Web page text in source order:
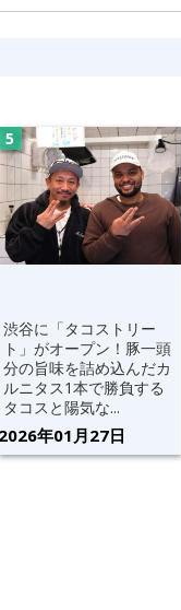
渋谷に「タコストリー
ト」がオープン！豚一頭
分の旨味を詰め込んだカ
ルニタス1本で勝負する
タコスと陽気な...
年01月27日